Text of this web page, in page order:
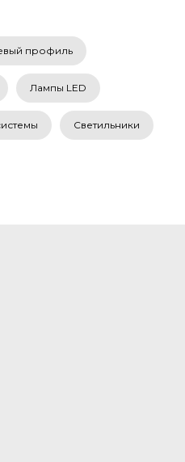
профиль
Лампы LED
Светильники